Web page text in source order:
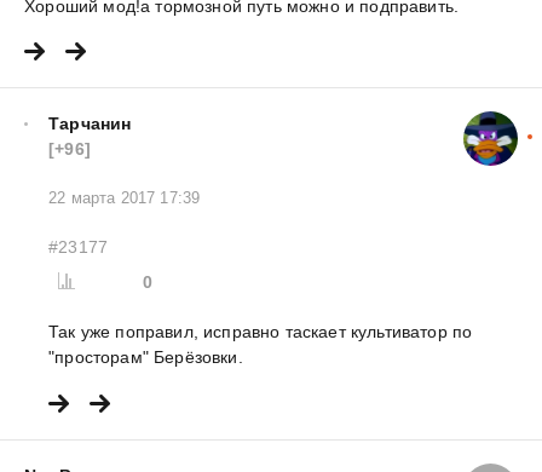
Хороший мод!а тормозной путь можно и подправить.
Тарчанин
[+96]
22 марта 2017 17:39
#23177
0
Так уже поправил, исправно таскает культиватор по
"просторам" Берёзовки.